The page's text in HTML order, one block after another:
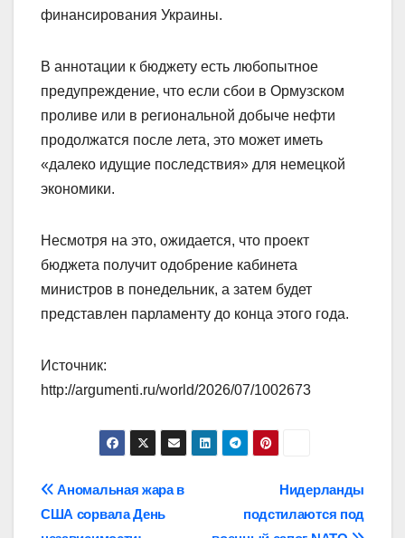
финансирования Украины.
В аннотации к бюджету есть любопытное
предупреждение, что если сбои в Ормузском
проливе или в региональной добыче нефти
продолжатся после лета, это может иметь
«далеко идущие последствия» для немецкой
экономики.
Несмотря на это, ожидается, что проект
бюджета получит одобрение кабинета
министров в понедельник, а затем будет
представлен парламенту до конца этого года.
Источник:
http://argumenti.ru/world/2026/07/1002673
Навигация
Нидерланды
подстилаются под
Аномальная жара в
США сорвала День